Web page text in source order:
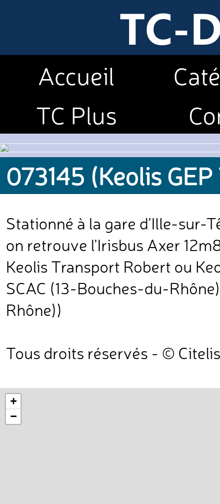
Accueil
TC Plus
073145 (Keolis
Stationné à la gare d'Ille-sur-
on retrouve l'Irisbus Axer
Keolis Transport Robert ou
SCAC (13-Bouches-du-
Rhône))
Tous droits réservés - ©
+
−